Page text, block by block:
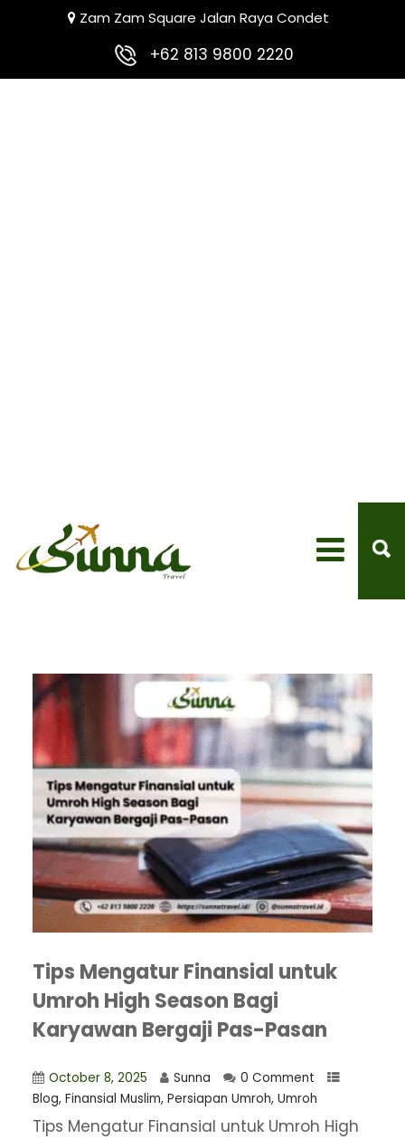
Zam Zam Square Jalan Raya Condet
+62 813 9800 2220
Tips Mengatur Finansial untuk
Umroh High Season Bagi
Karyawan Bergaji Pas-Pasan
October 8, 2025 Sunna
0 Comment
Blog, Finansial Muslim, Persiapan Umroh, Umroh
Tips Mengatur Finansial untuk Umroh High